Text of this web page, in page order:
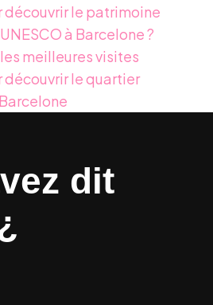
découvrir le patrimoine
à Barcelone ?
meilleures visites
découvrir le quartier
dit